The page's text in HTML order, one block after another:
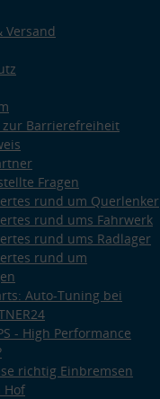
Versand
zur Barrierefreiheit
Fragen
rund um Querlenker
rund ums Fahrwerk
rund ums Radlager
rund um
Auto-Tuning bei
- High Performance
richtig Einbremsen
Hof